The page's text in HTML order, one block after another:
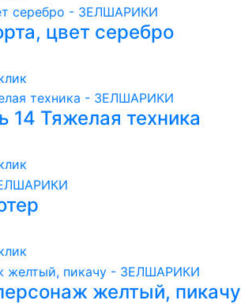
цвет серебро
14 Тяжелая техника
желтый, пикачу